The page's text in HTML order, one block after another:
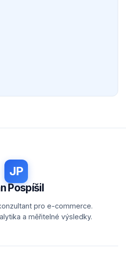
JP
Pospíšil
pro e-commerce.
a měřitelné výsledky.